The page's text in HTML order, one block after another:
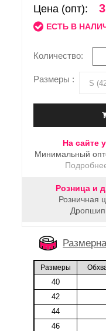
Цена (опт):
ЕСТЬ В
Количество:
Размеры :
На сайте
Минимальный
Розница и
Розничная
Размеры
40
42
44
46